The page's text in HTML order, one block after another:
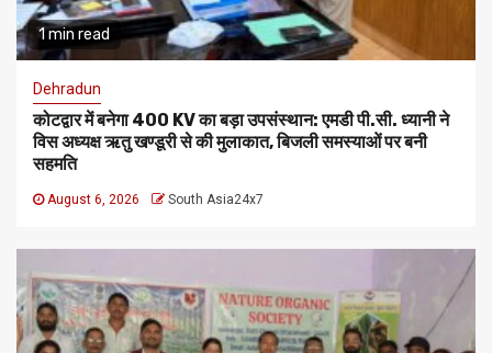
1 min read
Dehradun
कोटद्वार में बनेगा 400 KV का बड़ा उपसंस्थान: एमडी पी.सी. ध्यानी ने
विस अध्यक्ष ऋतु खण्डूरी से की मुलाकात, बिजली समस्याओं पर बनी
सहमति
August 6, 2026 South Asia24x7